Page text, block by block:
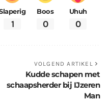
1
Boos
0
Uhuh
0
VOLGEND ARTIKEL
Kudde schapen met
schaapsherder bij IJzeren
Man